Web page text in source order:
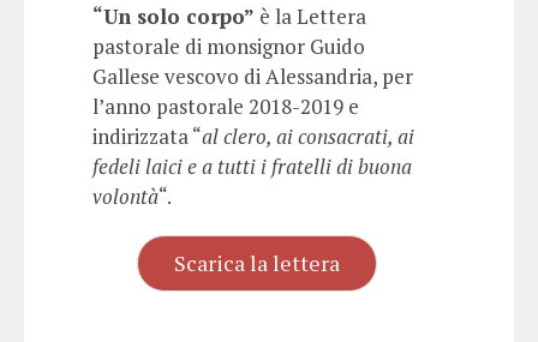
“Un solo corpo” è la Lettera
pastorale di monsignor Guido
Gallese vescovo di Alessandria, per
l’anno pastorale 2018-2019 e
indirizzata “al clero, ai consacrati, ai
fedeli laici e a tutti i fratelli di buona
volontà“.
Scarica la lettera